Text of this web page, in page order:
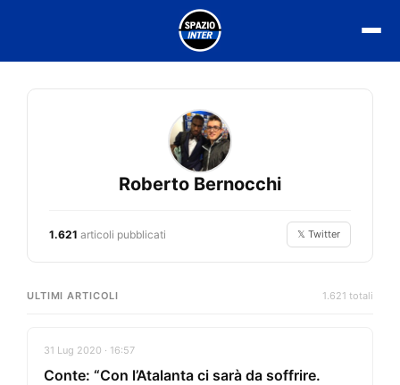
Roberto Bernocchi
1.621 articoli pubblicati 𝕏 Twitter
ULTIMI ARTICOLI 1.621 totali
31 Lug 2020 · 16:57
Conte: “Con l’Atalanta ci sarà da soffrire.